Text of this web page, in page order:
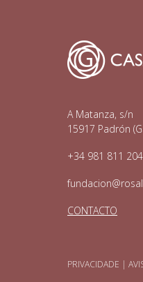
A Matanza, s/n
15917 Padrón
+34 981 811 204
CONTACTO
PRIVACIDADE |